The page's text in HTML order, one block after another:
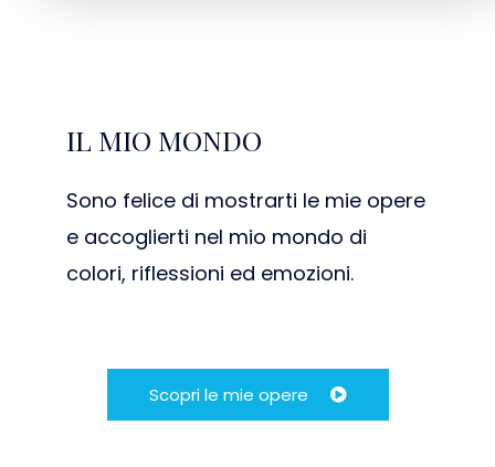
IL MIO MONDO
Sono felice di mostrarti le mie opere
e accoglierti nel mio mondo di
colori, riflessioni ed emozioni.
Scopri le mie opere